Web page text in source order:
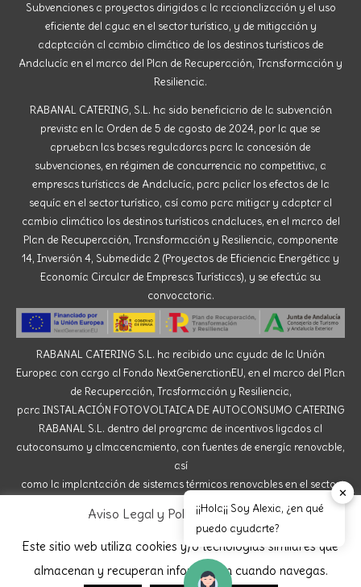
Subvenciones a proyectos dirigidos a la racionalización y el uso
eficiente del agua en el sector turístico, y de mitigación y
adaptación al cambio climático de los destinos turísticos de
Andalucía en el marco del Plan de Recuperación, Transformación y
Resiliencia.
RABANAL CATERING, S.L. ha sido beneficiario de la subvención
prevista en la Orden de 5 de agosto de 2024, por la que se
aprueban las bases reguladoras para la concesión de
subvenciones, en régimen de concurrencia no competitiva, a
empresas turísticas de Andalucía, para paliar los efectos de la
sequía en el sector turístico, así como para mitigar y adaptar al
cambio climático los destinos turísticos andaluces, en el marco del
Plan de Recuperación, Transformación y Resiliencia, componente
14, Inversión 4, Submedida 2 (Proyectos de Eficiencia Energética y
Economía Circular de Empresas Turísticas), y se efectúa su
convocatoria.
RABANAL CATERING S.L. ha recibido una ayuda de la Unión
Europea con cargo al Fondo NextGenerationEU, en el marco del Plan
de Recuperación, Trasformación y Resiliencia,
para INSTALACIÓN FOTOVOLTAICA DE AUTOCONSUMO CATERING
RABANAL S.L. dentro del programa de incentivos ligados al
autoconsumo y almacenamiento, con fuentes de energía renovable,
así
como la implantación de sistemas térmicos renovables en el sector
residencial del Ministerio para la Transición Ecológica y el Reto
Demográfico, gestionado por la Junta de Andalucía,
a través de la Agencia Andaluza de la Energía.
Aviso Legal y Política de Cookies
Este sitio web utiliza cookies y/o tecnologías similares que
almacenan y recuperan información cuando navegas.
✕
¡¡Hola¡¡ Soy Alexia, ¿en qué
puedo ayudarte?